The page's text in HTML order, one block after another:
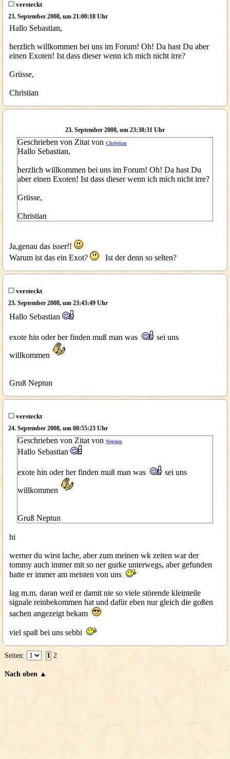
versteckt
23. September 2008, um 21:00:18 Uhr
Hallo Sebastian,
herzlich willkommen bei uns im Forum! Oh! Da hast Du aber
einen Exoten! Ist dass dieser wenn ich mich nicht irre?
Grüsse,
Christian
23. September 2008, um 23:38:31 Uhr
Geschrieben von Zitat von Christian
Hallo Sebastian,
herzlich willkommen bei uns im Forum! Oh! Da hast Du
aber einen Exoten! Ist dass dieser wenn ich mich nicht irre?
Grüsse,
Christian
Ja,genau das isser!!
Warum ist das ein Exot?
Ist der denn so selten?
versteckt
23. September 2008, um 23:43:49 Uhr
Hallo Sebastian
exote hin oder her finden muß man was sei uns
willkommen
Gruß Neptun
versteckt
24. September 2008, um 08:55:23 Uhr
Geschrieben von Zitat von Neptun
Hallo Sebastian
exote hin oder her finden muß man was sei uns
willkommen
Gruß Neptun
hi
werner du wirst lache, aber zum meinen wk zeiten war der
tommy auch immer mit so ner gurke unterwegs, aber gefunden
hatte er immer am meisten von uns
lag m.m. daran weil er damit nie so viele störende kleinteile
signale reinbekommen hat und dafür eben nur gleich die goßen
sachen angezeigt bekam
viel spaß bei uns sebbi
Seiten: 1 2
Nach oben ▲